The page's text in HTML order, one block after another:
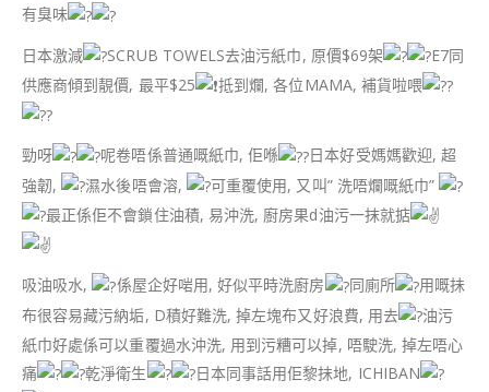
有臭味
日本激減
SCRUB TOWELS去油污紙巾, 原價$69架
E7同
供應商傾到靚價, 最平$25
抵到爛, 各位MAMA, 補貨啦喂
勁呀 呢卷唔係普通嘅紙巾, 佢喺
日本好受媽媽歡迎, 超
強韌,
濕水後唔會溶,
可重覆使用, 又叫” 洗唔爛嘅紙巾”
最正係佢不會鎖住油積, 易沖洗, 廚房果d油污一抹就掂
吸油吸水, 係屋企好啱用, 好似平時洗廚房 同廁所
用嘅抺
布很容易藏污納垢, D積好難洗, 掉左塊布又好浪費, 用去
油污
紙巾好處係可以重覆過水沖洗, 用到污糟可以掉, 唔駛洗, 掉左唔心
痛
乾淨衛生 日本同事話用佢黎抺地, ICHIBAN